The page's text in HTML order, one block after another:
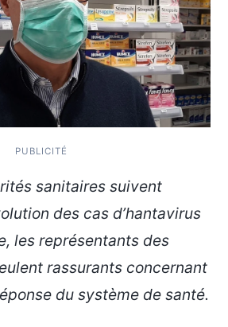
PUBLICITÉ
sanitaires suivent
des cas d’hantavirus
les représentants des
rassurants concernant
du système de santé.